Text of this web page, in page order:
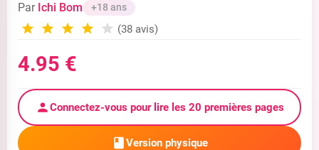
Par Ichi Bom +18 ans
(38 avis)
4.95 €
Connectez-vous pour lire les 20 premières pages
Version physique